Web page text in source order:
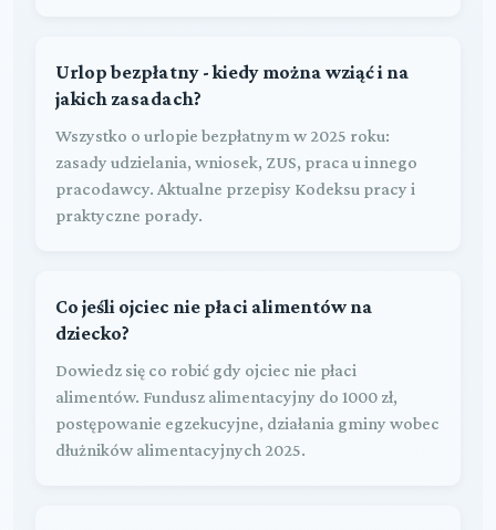
Urlop bezpłatny - kiedy można wziąć i na
jakich zasadach?
Wszystko o urlopie bezpłatnym w 2025 roku:
zasady udzielania, wniosek, ZUS, praca u innego
pracodawcy. Aktualne przepisy Kodeksu pracy i
praktyczne porady.
Co jeśli ojciec nie płaci alimentów na
dziecko?
Dowiedz się co robić gdy ojciec nie płaci
alimentów. Fundusz alimentacyjny do 1000 zł,
postępowanie egzekucyjne, działania gminy wobec
dłużników alimentacyjnych 2025.